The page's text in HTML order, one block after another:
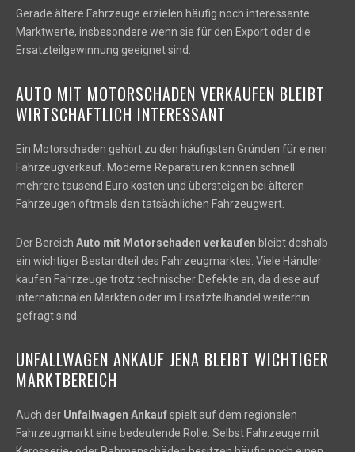
Gerade ältere Fahrzeuge erzielen häufig noch interessante
Marktwerte, insbesondere wenn sie für den Export oder die
Ersatzteilgewinnung geeignet sind.
AUTO MIT MOTORSCHADEN VERKAUFEN BLEIBT
WIRTSCHAFTLICH INTERESSANT
Ein Motorschaden gehört zu den häufigsten Gründen für einen
Fahrzeugverkauf. Moderne Reparaturen können schnell
mehrere tausend Euro kosten und übersteigen bei älteren
Fahrzeugen oftmals den tatsächlichen Fahrzeugwert.
Der Bereich Auto mit Motorschaden verkaufen bleibt deshalb
ein wichtiger Bestandteil des Fahrzeugmarktes. Viele Händler
kaufen Fahrzeuge trotz technischer Defekte an, da diese auf
internationalen Märkten oder im Ersatzteilhandel weiterhin
gefragt sind.
UNFALLWAGEN ANKAUF JENA BLEIBT WICHTIGER
MARKTBEREICH
Auch der Unfallwagen Ankaufspielt auf dem regionalen
Fahrzeugmarkt eine bedeutende Rolle. Selbst Fahrzeuge mit